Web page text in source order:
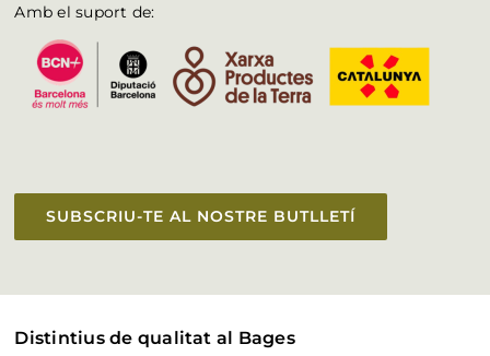
Amb el suport de:
SUBSCRIU-TE AL NOSTRE BUTLLETÍ
Distintius de qualitat al Bages